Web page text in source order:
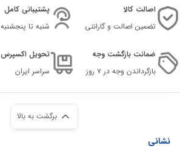
اصالت کالا
تضمین اصالت و گارانتی
پشتیبانی کامل
شنبه تا پنجشنبه 9 الی 17
ضمانت بازگشت وجه
بازگرداندن وجه در ۷ روز
تحویل اکسپرس
سراسر ایران
برگشت به بالا
نشانی